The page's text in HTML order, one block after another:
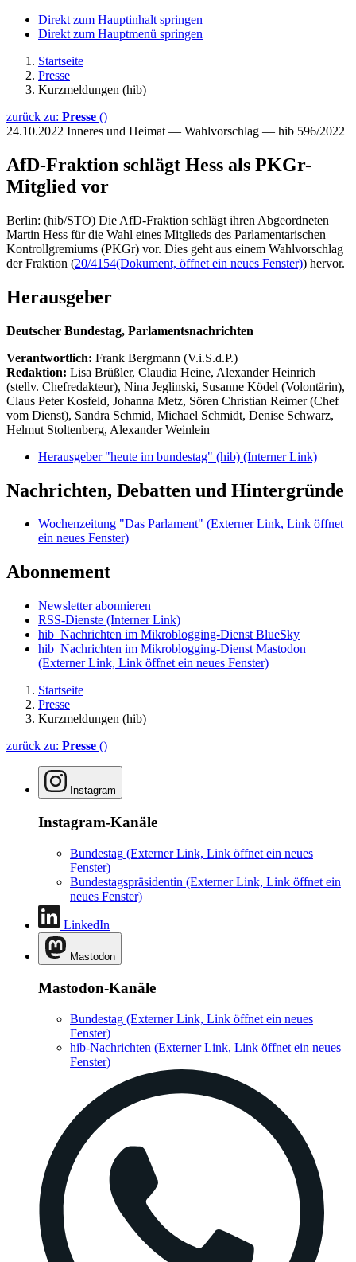
Direkt zum Hauptinhalt springen
Direkt zum Hauptmenü springen
Startseite
Presse
Kurzmeldungen (hib)
zurück zu: Presse ()
24.10.2022 Inneres und Heimat — Wahlvorschlag — hib 596/2022
AfD-Fraktion schlägt Hess als PKGr-
Mitglied vor
Berlin: (hib/STO) Die AfD-Fraktion schlägt ihren Abgeordneten
Martin Hess für die Wahl eines Mitglieds des Parlamentarischen
Kontrollgremiums (PKGr) vor. Dies geht aus einem Wahlvorschlag
der Fraktion (20/4154(Dokument, öffnet ein neues Fenster)) hervor.
Herausgeber
Deutscher Bundestag, Parlamentsnachrichten
Verantwortlich: Frank Bergmann (V.i.S.d.P.)
Redaktion: Lisa Brüßler, Claudia Heine, Alexander Heinrich
(stellv. Chefredakteur), Nina Jeglinski, Susanne Ködel (Volontärin),
Claus Peter Kosfeld, Johanna Metz, Sören Christian Reimer (Chef
vom Dienst), Sandra Schmid, Michael Schmidt, Denise Schwarz,
Helmut Stoltenberg, Alexander Weinlein
Herausgeber "heute im bundestag" (hib) (Interner Link)
Nachrichten, Debatten und Hintergründe
Wochenzeitung "Das Parlament" (Externer Link, Link öffnet
ein neues Fenster)
Abonnement
Newsletter abonnieren
RSS-Dienste (Interner Link)
hib_Nachrichten im Mikroblogging-Dienst BlueSky
hib_Nachrichten im Mikroblogging-Dienst Mastodon
(Externer Link, Link öffnet ein neues Fenster)
Startseite
Presse
Kurzmeldungen (hib)
zurück zu: Presse ()
Instagram
Instagram-Kanäle
Bundestag (Externer Link, Link öffnet ein neues
Fenster)
Bundestagspräsidentin (Externer Link, Link öffnet ein
neues Fenster)
LinkedIn
Mastodon
Mastodon-Kanäle
Bundestag (Externer Link, Link öffnet ein neues
Fenster)
hib-Nachrichten (Externer Link, Link öffnet ein neues
Fenster)